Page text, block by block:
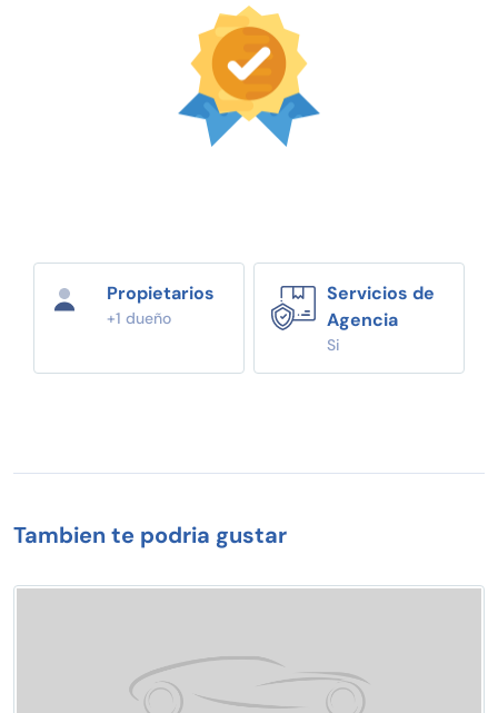
Propietarios
+1 dueño
Servicios de
Agencia
Si
Tambien te podria gustar